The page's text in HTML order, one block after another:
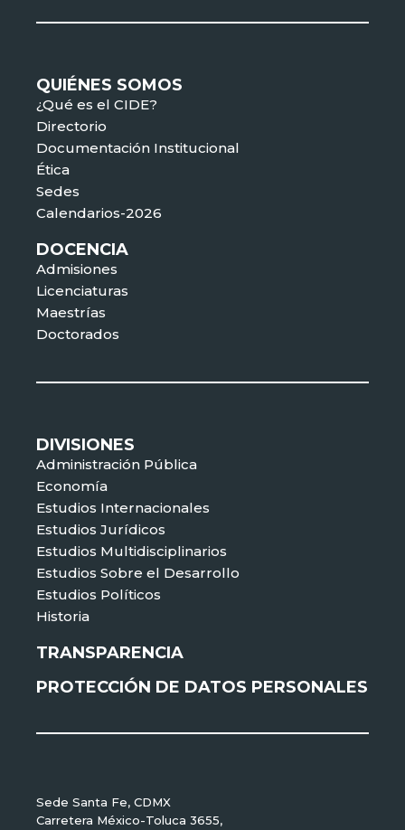
QUIÉNES SOMOS
¿Qué es el CIDE?
Directorio
Documentación Institucional
Ética
Sedes
Calendarios-2026
DOCENCIA
Admisiones
Licenciaturas
Maestrías
Doctorados
DIVISIONES
Administración Pública
Economía
Estudios Internacionales
Estudios Jurídicos
Estudios Multidisciplinarios
Estudios Sobre el Desarrollo
Estudios Políticos
Historia
TRANSPARENCIA
PROTECCIÓN DE DATOS PERSONALES
Sede Santa Fe, CDMX
Carretera México-Toluca 3655,